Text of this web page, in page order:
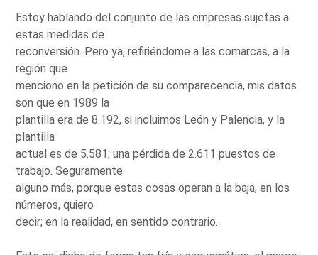
Estoy hablando del conjunto de las empresas sujetas a
estas medidas de
reconversión. Pero ya, refiriéndome a las comarcas, a la
región que
menciono en la petición de su comparecencia, mis datos
son que en 1989 la
plantilla era de 8.192, si incluimos León y Palencia, y la
plantilla
actual es de 5.581; una pérdida de 2.611 puestos de
trabajo. Seguramente
alguno más, porque estas cosas operan a la baja, en los
números, quiero
decir; en la realidad, en sentido contrario.